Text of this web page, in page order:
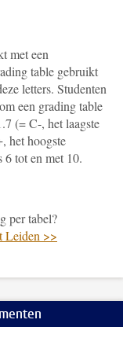
met een
table gebruikt
letters. Studenten
een grading table
(= C-, het laagste
het hoogste
6 tot en met 10.
per tabel?
Leiden >>